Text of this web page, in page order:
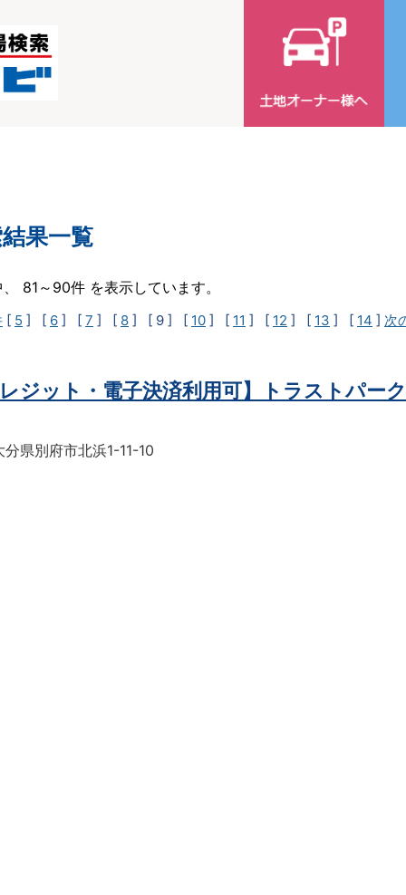
果一覧
81～90件 を表示しています。
[ 5 ] [ 6 ] [ 7 ] [ 8 ] [ 9 ] [ 10 ] [ 11 ] [ 12 ] [ 13 ] [ 14 ] 次
レジット・電子決済利用可】トラストパー
分県別府市北浜1-11-10